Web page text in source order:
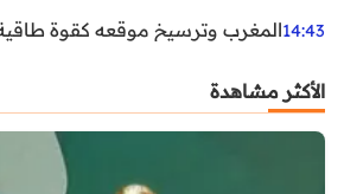
14:43المغرب وترسيخ موقعه كقوة طاقية
الأكثر مشاهدة